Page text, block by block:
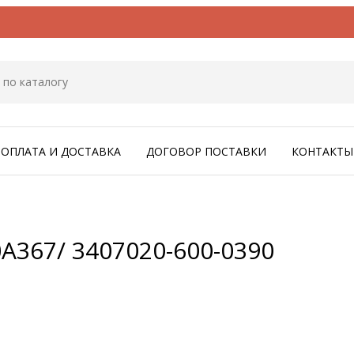
ОПЛАТА И ДОСТАВКА ДОГОВОР ПОСТАВКИ КОНТАКТЫ
3407020-600-0390